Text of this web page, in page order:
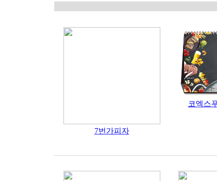
7번가피자
코엑스